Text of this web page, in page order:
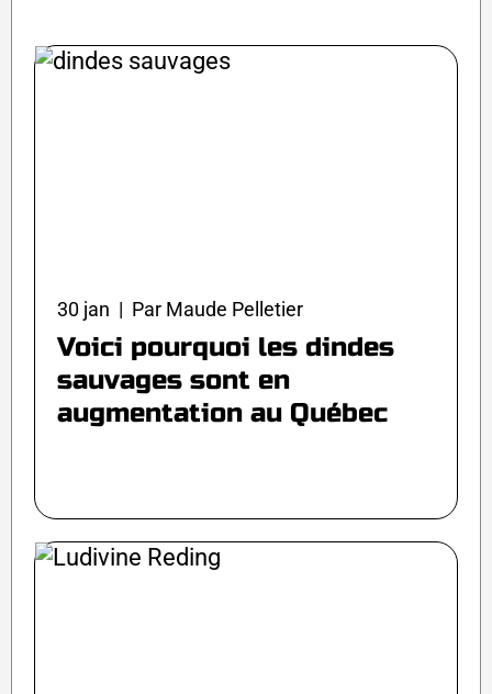
30 jan | Par Maude Pelletier
Voici pourquoi les dindes
sauvages sont en
augmentation au Québec